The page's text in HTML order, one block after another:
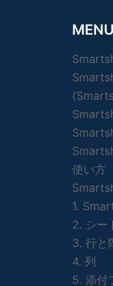
MENU
使い方
1.
2. シー
3. 行と
4. 列
5. 添付